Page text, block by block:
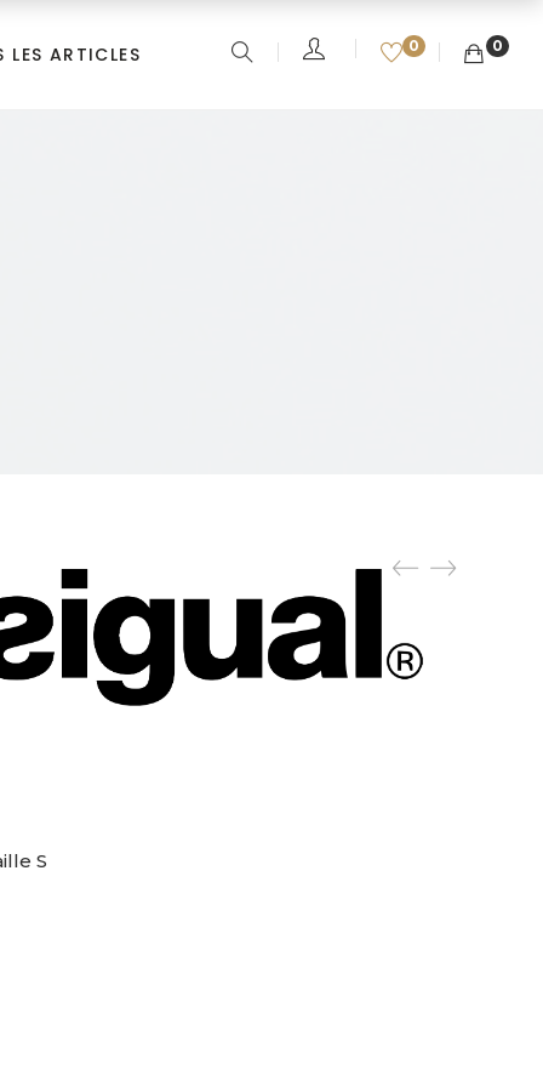
LES ARTICLES 0 0
S